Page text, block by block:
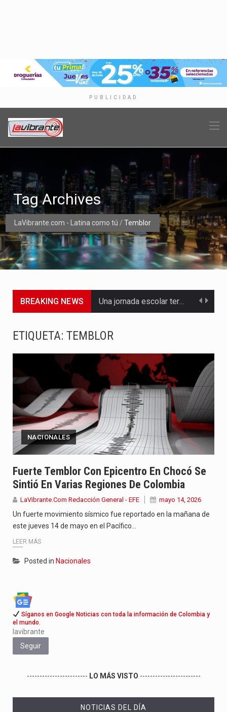
PUBLICIDAD
LaVibrante.com - Latina como tú / Temblor
Tag Archives
BREAKING NEWS Una jornada escolar terminó en tragedia este viernes 7 de…
La llegada de Álvaro Uribe Vélez a la ceremonia de…
Con una salva de 21 cañonazos se cumplieron los honores…
El presidente electo Abelardo de la Espriella aseguró que durante…
Abelardo de la Espriella comenzó su Gobierno con uno de…
Las autoridades sanitarias de Francia y España mantienen bajo vigilancia…
ETIQUETA: TEMBLOR
NACIONALES
Fuerte Temblor Con Epicentro En Chocó Se
Sintió En Varias Regiones De Colombia
LaVibrante.Com Redacción General - EFE mayo 14, 2026
Un fuerte movimiento sísmico fue reportado en la mañana de
este jueves 14 de mayo en el Pacífico…
LEER MÁS
Posted in Nacionales
Síganos en Google Noticias con toda la información de Colombia y
el mundo.
lavibrante
Seguir
------------------------ LO MÁS VISTO ------------------------
NOTICIAS DEL DÍA